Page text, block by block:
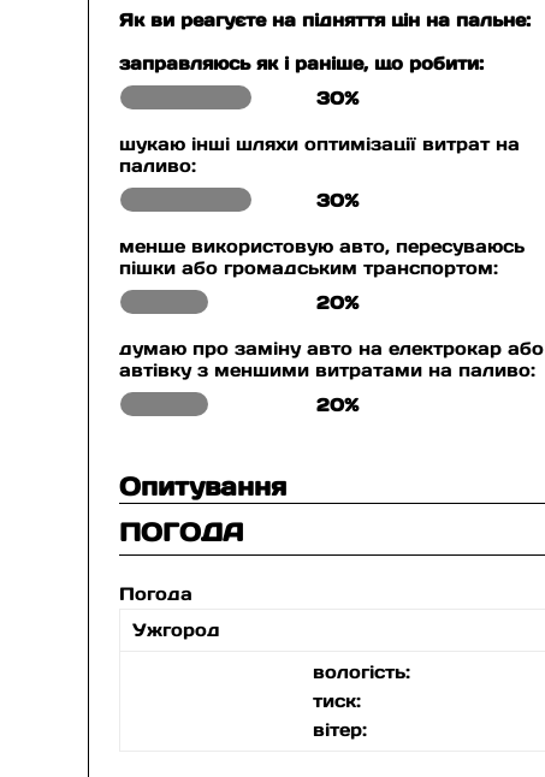
Як ви реагуєте на підняття цін на пальне:
заправляюсь як і раніше, що робити:
30%
шукаю інші шляхи оптимізації витрат на
паливо:
30%
менше використовую авто, пересуваюсь
пішки або громадським транспортом:
20%
думаю про заміну авто на електрокар або
автівку з меншими витратами на паливо:
20%
Опитування
ПОГОДА
Погода
Ужгород
вологість:
тиск:
вітер: